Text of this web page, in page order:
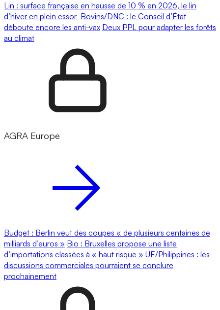
Lin : surface française en hausse de 10 % en 2026, le lin
d’hiver en plein essor Bovins/DNC : le Conseil d’État
déboute encore les anti-vax Deux PPL pour adapter les forêts
au climat
AGRA Europe
Budget : Berlin veut des coupes « de plusieurs centaines de
milliards d’euros » Bio : Bruxelles propose une liste
d’importations classées à « haut risque » UE/Philippines : les
discussions commerciales pourraient se conclure
prochainement